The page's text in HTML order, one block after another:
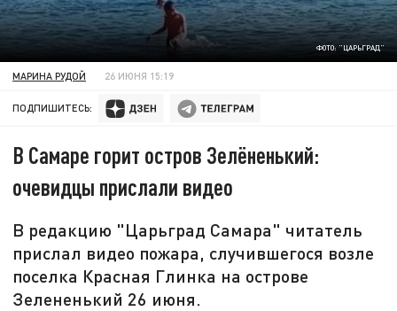
ФОТО: "ЦАРЬГРАД"
МАРИНА РУДОЙ 26 ИЮНЯ 15:19
ПОДПИШИТЕСЬ:
В Самаре горит остров Зелёненький:
очевидцы прислали видео
В редакцию "Царьград Самара" читатель
прислал видео пожара, случившегося возле
поселка Красная Глинка на острове
Зелененький 26 июня.